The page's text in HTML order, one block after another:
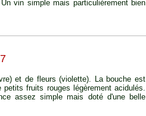
vin simple mais particulièrement bien
et de fleurs (violette). La bouche est
fruits rouges légèrement acidulés.
assez simple mais doté d'une belle